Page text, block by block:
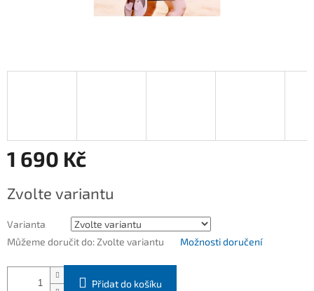
1 690 Kč
cena:
Zvolte variantu
Varianta
Můžeme doručit do: Zvolte variantu Možnosti doručení
Přidat do košíku